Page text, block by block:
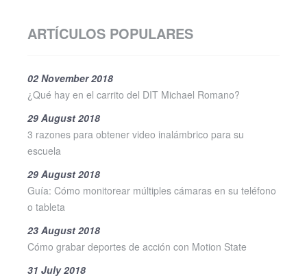
ARTÍCULOS POPULARES
02 November 2018
¿Qué hay en el carrito del DIT Michael Romano?
29 August 2018
3 razones para obtener video inalámbrico para su
escuela
29 August 2018
Guía: Cómo monitorear múltiples cámaras en su teléfono
o tableta
23 August 2018
Cómo grabar deportes de acción con Motion State
31 July 2018